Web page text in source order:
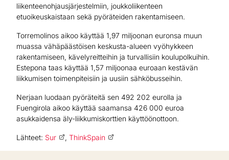
liikenteenohjausjärjestelmiin, joukkoliikenteen
etuoikeuskaistaan sekä pyöräteiden rakentamiseen.
Torremolinos aikoo käyttää 1,97 miljoonan euronsa muun
muassa vähäpäästöisen keskusta-alueen vyöhykkeen
rakentamiseen, kävelyreitteihin ja turvallisiin koulupolkuihin.
Estepona taas käyttää 1,57 miljoonaa euroaan kestävän
liikkumisen toimenpiteisiin ja uusiin sähköbusseihin.
Nerjaan luodaan pyöräteitä sen 492 202 eurolla ja
Fuengirola aikoo käyttää saamansa 426 000 euroa
asukkaidensa äly-liikkumiskorttien käyttöönottoon.
Lähteet: Sur , ThinkSpain